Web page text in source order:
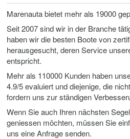
Marenauta bietet mehr als 19000
Seit 2007 sind wir in der Branche
haben wir die besten Boote von
herausgesucht, deren Service
entspricht.
Mehr als 110000 Kunden haben
4.9/5 evaluiert und diejenige, die
fordern uns zur ständigen
Wenn Sie auch Ihren nächsten
geniessen möchten, müssen Sie
uns eine Anfrage senden.